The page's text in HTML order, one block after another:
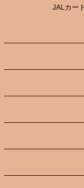
JALカー